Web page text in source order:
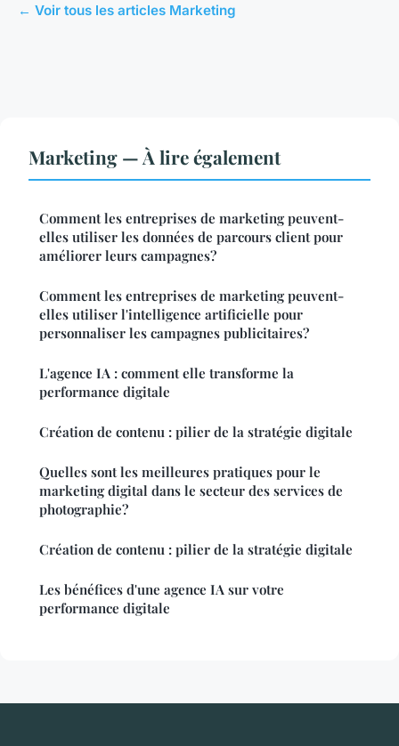
← Voir tous les articles Marketing
Marketing — À lire également
Comment les entreprises de marketing peuvent-
elles utiliser les données de parcours client pour
améliorer leurs campagnes?
Comment les entreprises de marketing peuvent-
elles utiliser l'intelligence artificielle pour
personnaliser les campagnes publicitaires?
L'agence IA : comment elle transforme la
performance digitale
Création de contenu : pilier de la stratégie digitale
Quelles sont les meilleures pratiques pour le
marketing digital dans le secteur des services de
photographie?
Création de contenu : pilier de la stratégie digitale
Les bénéfices d'une agence IA sur votre
performance digitale